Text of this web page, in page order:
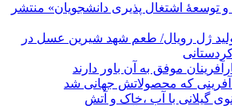
و توسعۀ اشتغال پذیری دانشجویان» منتشر
ژل رویال/ طعم شهد شیرین عسل‌ در
موفق به آن باور دارند
که محصولاتش جهانی شد
گیلانی با آب ،خاک و آتش